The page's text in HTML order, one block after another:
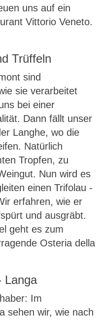
uns auf ein
Vittorio Veneto.
Trüffeln
sind
sie verarbeitet
bei einer
Dann fällt unser
Langhe, wo die
Natürlich
Tropfen, zu
Nun wird es
einen Trifolau -
erfahren, wie er
und ausgräbt.
geht es zum
Osteria della
Langa
Im
sehen wir, wie nach